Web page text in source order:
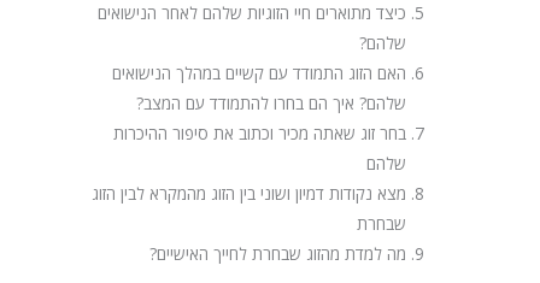
כיצד מתוארים חיי הזוגיות שלהם לאחר הנישואים
שלהם?
האם הזוג התמודד עם קשיים במהלך הנישואים
שלהם? איך הם בחרו להתמודד עם המצב?
בחר זוג שאתה מכיר וכתוב את סיפור ההיכרות
שלהם
מצא נקודות דמיון ושוני בין הזוג מהמקרא לבין הזוג
שבחרת
מה למדת מהזוג שבחרת לחייך האישיים?